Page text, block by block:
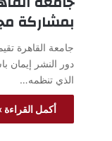
بمشاركة
جامعة القاهرة
دور النشر إيمان
الذي تنظمه…
أكمل القراءة